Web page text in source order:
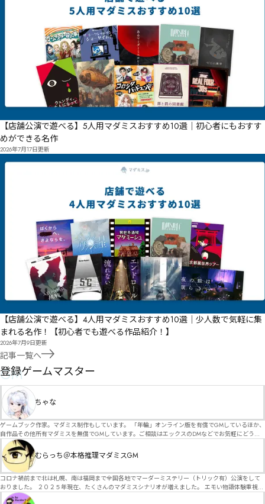
【店舗公演で遊べる】5人用マダミスおすすめ10選｜初心者にもおすす
めができる名作
2026年7月17日更新
【店舗公演で遊べる】4人用マダミスおすすめ10選｜少人数で気軽に集
まれる名作！【初心者でも遊べる作品紹介！】
2026年7月9日更新
記事一覧へ
GM
登録ゲームマスター
ちゃな
ゲームブック作家。マダミス制作もしています。 「年輪」オンライン版を有償でGMしているほか、
自作品その他所有マダミスを無償でGMしています。ご相談はエックスのDMなどでお気軽にどう
ぞ。
むらっち＠本格推理マダミスGM
コロナ禍前まで北は札幌、南は福岡まで全国各地でマーダーミステリー（トリック有）公演をして
おりました。 ２０２５年現在、たくさんのマダミスシナリオが増えました。 エモい物語体験重視の
シナリオがマダミス・マーダーミステリーというジャンル名でたくさんあるため、そのようなシナ